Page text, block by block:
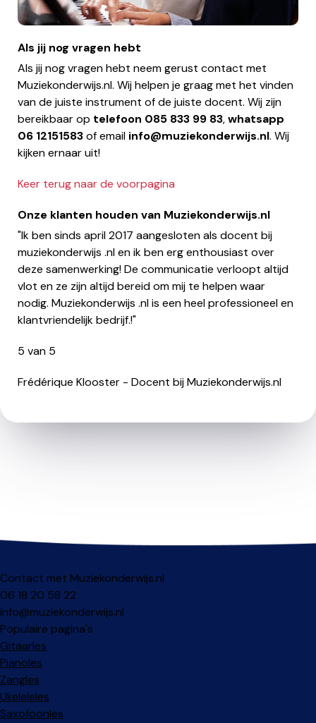
Als jij nog vragen hebt
Als jij nog vragen hebt neem gerust contact met
Muziekonderwijs.nl. Wij helpen je graag met het vinden
van de juiste instrument of de juiste docent. Wij zijn
bereikbaar op telefoon 085 833 99 83,whatsapp
06 12151583of email info@muziekonderwijs.nl. Wij
kijken ernaar uit!
Keer terug naar de voorpagina
Onze klanten houden van Muziekonderwijs.nl
"Ik ben sinds april 2017 aangesloten als docent bij
muziekonderwijs .nl en ik ben erg enthousiast over
deze samenwerking! De communicatie verloopt altijd
vlot en ze zijn altijd bereid om mij te helpen waar
nodig. Muziekonderwijs .nl is een heel professioneel en
klantvriendelijk bedrijf.!"
5 van 5
Frédérique Klooster - Docent bij Muziekonderwijs.nl
Contact met Muziekonderwijs.nl
06 18 20 58 22
info@muziekonderwijs.nl
Populaire pagina's
Gitaarles
Pianoles
Zangles
Ukeleleles
Saxofoonles